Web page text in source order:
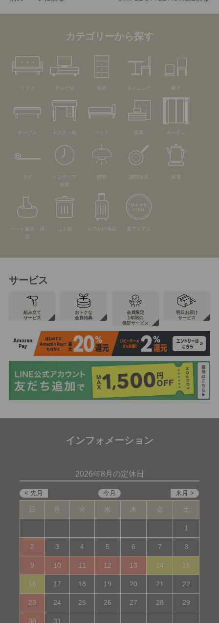
カテゴリーから探す
ソファ テレビ台 収納 ダイニング 椅子
テーブル デスク・机 ベッド 寝具 カーテン
ラグ
インテリア
雑貨
照明 調理器具 家電
ペット家具・用
品
ゴミ箱 おでかけ用品 夏アイテム
サービス
組み立て
サービス
おトクな
会員特典
会員限定
1年間の
保証サービス
明日お届け
サービス
インフォメーション
2026年8月の定休日
日 月 火 水 木 金 土
1
2 3 4 5 6 7 8
9 10 11 12 13 14 15
16 17 18 19 20 21 22
23 24 25 26 27 28 29
30 31